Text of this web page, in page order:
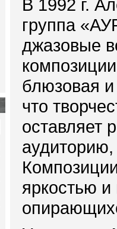
В 1992 г.
группа
джазовые
блюзовая
что
оставляет
яркостью и